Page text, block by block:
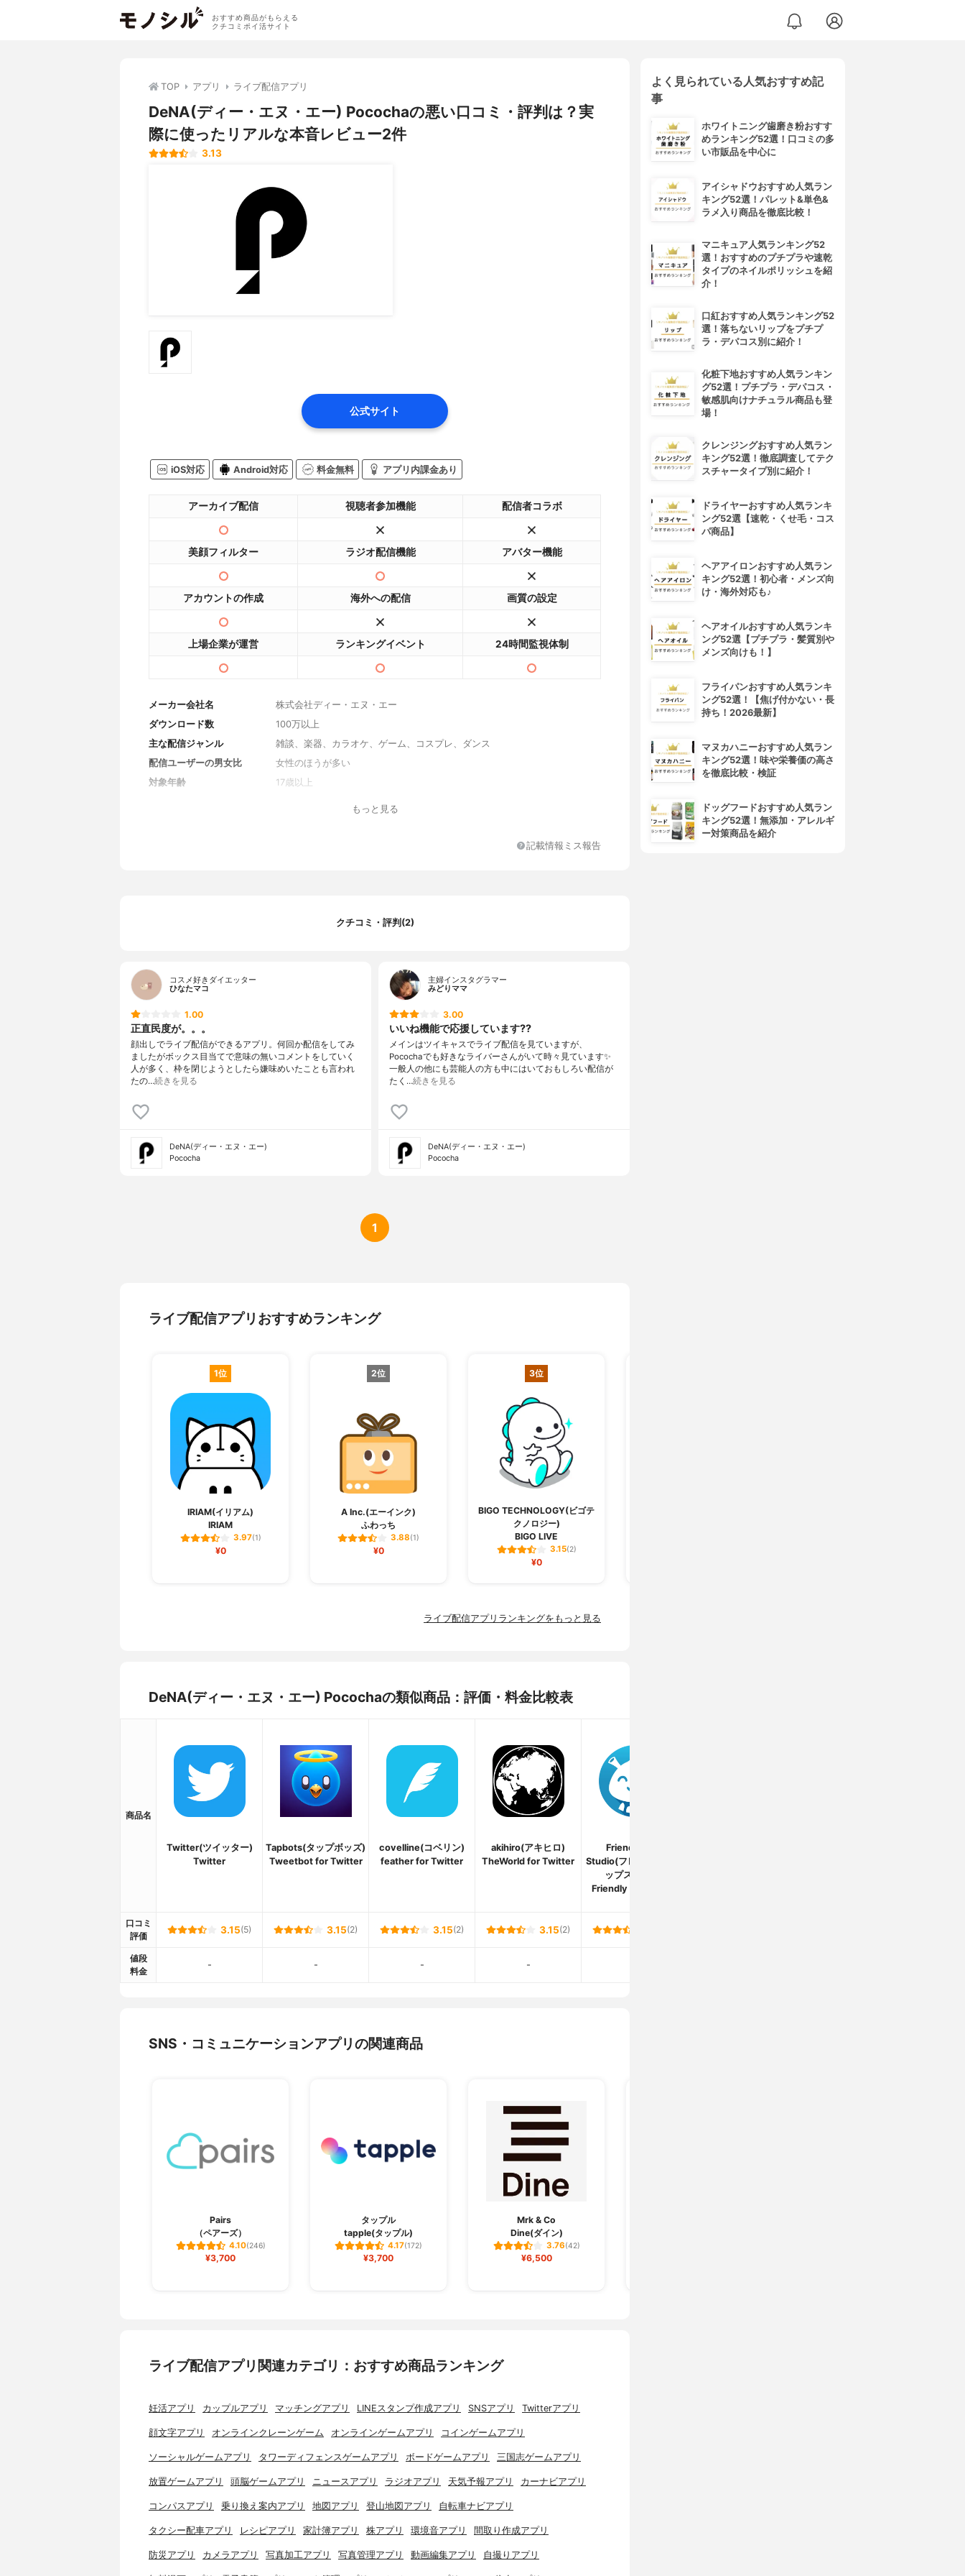
おすすめ商品がもらえる
クチコミポイ活サイト
TOP アプリ ライブ配信アプリ
DeNA(ディー・エヌ・エー) Pocochaの悪い口コミ・評判は？実
際に使ったリアルな本音レビュー2件
3.13
公式サイト
iOS対応 Android対応 料金無料 アプリ内課金あり
アーカイブ配信 視聴者参加機能 配信者コラボ
美顔フィルター ラジオ配信機能 アバター機能
アカウントの作成 海外への配信 画質の設定
上場企業が運営 ランキングイベント 24時間監視体制
メーカー会社名
株式会社ディー・エヌ・エー
ダウンロード数
100万以上
主な配信ジャンル
雑談、楽器、カラオケ、ゲーム、コスプレ、ダンス
配信ユーザーの男女比
女性のほうが多い
対象年齢
17歳以上
もっと見る
記載情報ミス報告
クチコミ・評判(2)
コスメ好きダイエッター
ひなたマコ
1.00
正直民度が。。。
顔出しでライブ配信ができるアプリ。何回か配信をしてみ
ましたがボックス目当てで意味の無いコメントをしていく
人が多く、枠を閉じようとしたら嫌味めいたことも言われ
たの…続きを見る
DeNA(ディー・エヌ・エー)
Pococha
主婦インスタグラマー
みどりママ
3.00
いいね機能で応援しています??
メインはツイキャスでライブ配信を見ていますが、
Pocochaでも好きなライバーさんがいて時々見ています✨
一般人の他にも芸能人の方も中にはいておもしろい配信が
たく…続きを見る
DeNA(ディー・エヌ・エー)
Pococha
1
ライブ配信アプリおすすめランキング
1位
IRIAM(イリアム)
IRIAM
3.97(1)
¥0
2位
A Inc.(エーインク)
ふわっち
3.88(1)
¥0
3位
BIGO TECHNOLOGY(ビゴテ
クノロジー)
BIGO LIVE
3.15(2)
¥0
ライブ配信アプリランキングをもっと見る
DeNA(ディー・エヌ・エー) Pocochaの類似商品：評価・料金比較表
商品名
Twitter(ツイッター)
Twitter
Tapbots(タップボッズ)
Tweetbot for Twitter
covelline(コベリン)
feather for Twitter
akihiro(アキヒロ)
TheWorld for Twitter
Friendly App
Studio(フレンドリーア
ップスタジオ)
Friendly For Twitter
口コミ
評価
3.15(5) 3.15(2) 3.15(2) 3.15(2)
値段
料金
- - - -
SNS・コミュニケーションアプリの関連商品
Pairs
（ペアーズ）
4.10(246)
¥3,700
タップル
tapple(タップル)
4.17(172)
¥3,700
Mrk & Co
Dine(ダイン)
3.76(42)
¥6,500
ライブ配信アプリ関連カテゴリ：おすすめ商品ランキング
妊活アプリ カップルアプリ マッチングアプリ LINEスタンプ作成アプリ SNSアプリ Twitterアプリ
顔文字アプリ オンラインクレーンゲーム オンラインゲームアプリ コインゲームアプリ
ソーシャルゲームアプリ タワーディフェンスゲームアプリ ボードゲームアプリ 三国志ゲームアプリ
放置ゲームアプリ 頭脳ゲームアプリ ニュースアプリ ラジオアプリ 天気予報アプリ カーナビアプリ
コンパスアプリ 乗り換え案内アプリ 地図アプリ 登山地図アプリ 自転車ナビアプリ
タクシー配車アプリ レシピアプリ 家計簿アプリ 株アプリ 環境音アプリ 間取り作成アプリ
防災アプリ カメラアプリ 写真加工アプリ 写真管理アプリ 動画編集アプリ 自撮りアプリ
よく見られている人気おすすめ記
事
ホワイトニング歯磨き粉おすす
めランキング52選！口コミの多
い市販品を中心に
アイシャドウおすすめ人気ラン
キング52選！パレット&単色&
ラメ入り商品を徹底比較！
マニキュア人気ランキング52
選！おすすめのプチプラや速乾
タイプのネイルポリッシュを紹
介！
口紅おすすめ人気ランキング52
選！落ちないリップをプチプ
ラ・デパコス別に紹介！
化粧下地おすすめ人気ランキン
グ52選！プチプラ・デパコス・
敏感肌向けナチュラル商品も登
場！
クレンジングおすすめ人気ラン
キング52選！徹底調査してテク
スチャータイプ別に紹介！
ドライヤーおすすめ人気ランキ
ング52選【速乾・くせ毛・コス
パ商品】
ヘアアイロンおすすめ人気ラン
キング52選！初心者・メンズ向
け・海外対応も♪
ヘアオイルおすすめ人気ランキ
ング52選【プチプラ・髪質別や
メンズ向けも！】
フライパンおすすめ人気ランキ
ング52選！【焦げ付かない・長
持ち！2026最新】
マヌカハニーおすすめ人気ラン
キング52選！味や栄養価の高さ
を徹底比較・検証
ドッグフードおすすめ人気ラン
キング52選！無添加・アレルギ
ー対策商品を紹介